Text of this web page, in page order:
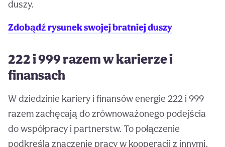
duszy.
Zdobądź rysunek swojej bratniej duszy
222 i 999 razem w karierze i
finansach
W dziedzinie kariery i finansów energie 222 i 999
razem zachęcają do zrównoważonego podejścia
do współpracy i partnerstw. To połączenie
podkreśla znaczenie pracy w kooperacji z innymi,